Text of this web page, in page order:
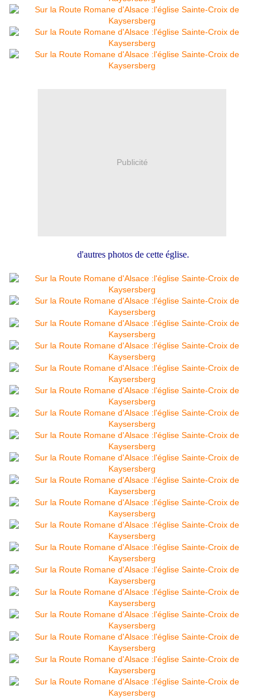
Publicité
d'autres photos de cette église.